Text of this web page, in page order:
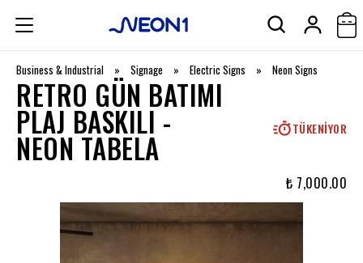
Business & Industrial » Signage » Electric Signs » Neon Signs
RETRO GÜN BATIMI
PLAJ BASKILI -
NEON TABELA
TÜKENIYOR
₺ 7,000.00